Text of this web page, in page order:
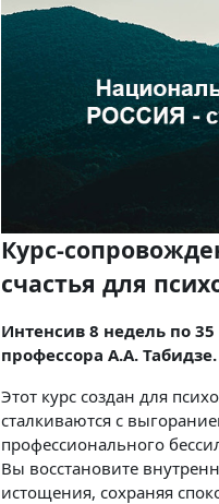
Курс-
счастья для
Интенсив 8 недель по
профессора А.А. Табидзе.
Этот курс создан для
сталкиваются с
профессионального
Вы восстановите
истощения, сохраняя